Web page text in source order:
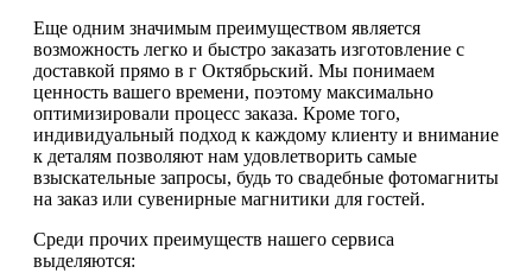
Еще одним значимым преимуществом является
возможность легко и быстро заказать изготовление с
доставкой прямо в г Октябрьский. Мы понимаем
ценность вашего времени, поэтому максимально
оптимизировали процесс заказа. Кроме того,
индивидуальный подход к каждому клиенту и внимание
к деталям позволяют нам удовлетворить самые
взыскательные запросы, будь то свадебные фотомагниты
на заказ или сувенирные магнитики для гостей.
Среди прочих преимуществ нашего сервиса
выделяются: